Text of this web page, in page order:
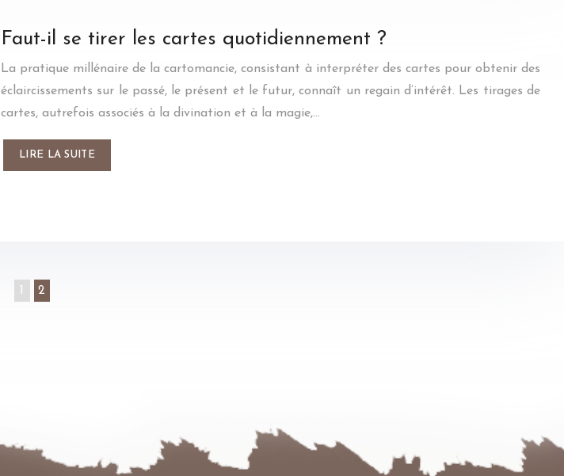
Faut-il se tirer les cartes quotidiennement ?
La pratique millénaire de la cartomancie, consistant à interpréter des cartes pour obtenir des
éclaircissements sur le passé, le présent et le futur, connaît un regain d’intérêt. Les tirages de
cartes, autrefois associés à la divination et à la magie,…
LIRE LA SUITE
1 2